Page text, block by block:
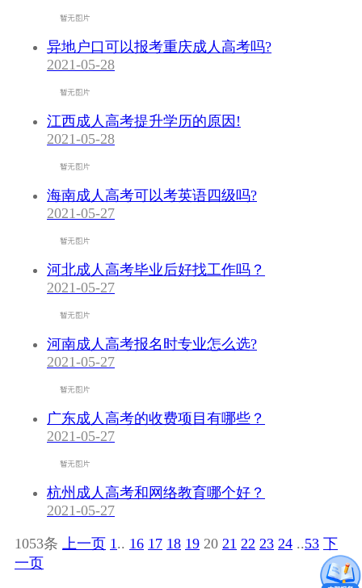
异地户口可以报考重庆成人高考吗?
2021-05-28
江西成人高考提升学历的原因!
2021-05-28
海南成人高考可以考英语四级吗?
2021-05-27
河北成人高考毕业后好找工作吗？
2021-05-27
河南成人高考报名时专业怎么选?
2021-05-27
广东成人高考的收费项目有哪些？
2021-05-27
杭州成人高考和网络教育哪个好？
2021-05-27
1053条 上一页 1.. 16 17 18 19 20 21 22 23 24 ..53 下
一页